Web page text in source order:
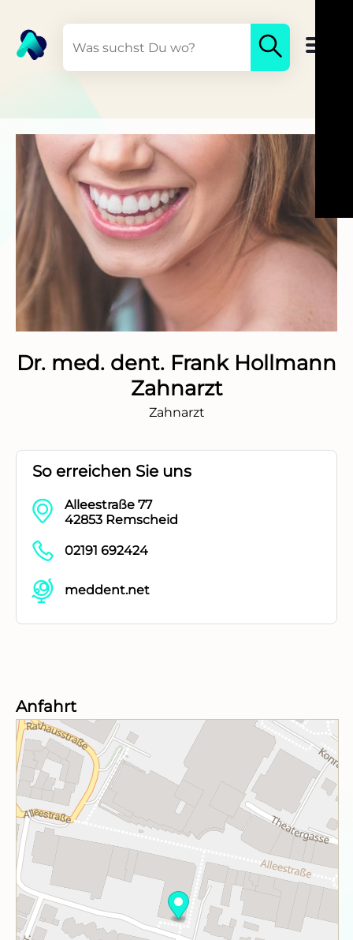
Dr. med. dent. Frank Hollmann
Zahnarzt
Zahnarzt
So erreichen Sie uns
Alleestraße 77
42853 Remscheid
02191 692424
meddent.net
Anfahrt